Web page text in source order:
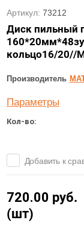
Артикул: 73212
Диск пильный
кольцо16/20//
Производитель
Параметры
Кол-во:
Добавить к
720.00 руб.
(шт)